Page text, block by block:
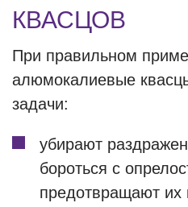
КВАСЦОВ
При правильном
алюмокалиевые
задачи:
убирают
бороться с
предотвращают их